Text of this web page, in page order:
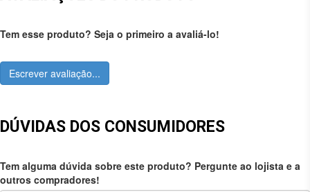
Tem esse produto? Seja o primeiro a avaliá-lo!
Escrever avaliação...
DÚVIDAS DOS CONSUMIDORES
Tem alguma dúvida sobre este produto? Pergunte ao lojista e a
outros compradores!